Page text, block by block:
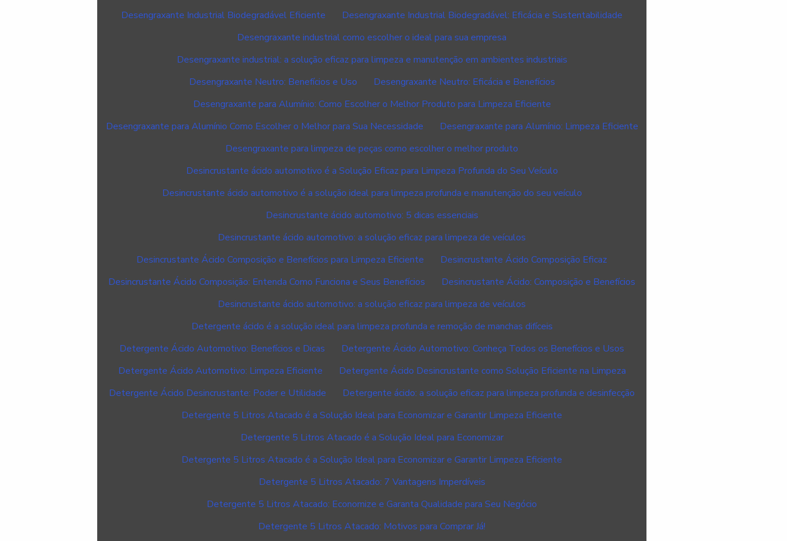
Desengraxante Industrial Biodegradável Eficiente
Desengraxante Industrial Biodegradável: Eficácia e Sustentabilidade
Desengraxante industrial como escolher o ideal para sua empresa
Desengraxante industrial: a solução eficaz para limpeza e manutenção em ambientes industriais
Desengraxante Neutro: Benefícios e Uso
Desengraxante Neutro: Eficácia e Benefícios
Desengraxante para Alumínio: Como Escolher o Melhor Produto para Limpeza Eficiente
Desengraxante para Alumínio Como Escolher o Melhor para Sua Necessidade
Desengraxante para Alumínio: Limpeza Eficiente
Desengraxante para limpeza de peças como escolher o melhor produto
Desincrustante ácido automotivo é a Solução Eficaz para Limpeza Profunda do Seu Veículo
Desincrustante ácido automotivo é a solução ideal para limpeza profunda e manutenção do seu veículo
Desincrustante ácido automotivo: 5 dicas essenciais
Desincrustante ácido automotivo: a solução eficaz para limpeza de veículos
Desincrustante Ácido Composição e Benefícios para Limpeza Eficiente
Desincrustante Ácido Composição Eficaz
Desincrustante Ácido Composição: Entenda Como Funciona e Seus Benefícios
Desincrustante Ácido: Composição e Benefícios
Desincrustante ácido automotivo: a solução eficaz para limpeza de veículos
Detergente ácido é a solução ideal para limpeza profunda e remoção de manchas difíceis
Detergente Ácido Automotivo: Benefícios e Dicas
Detergente Ácido Automotivo: Conheça Todos os Benefícios e Usos
Detergente Ácido Automotivo: Limpeza Eficiente
Detergente Ácido Desincrustante como Solução Eficiente na Limpeza
Detergente Ácido Desincrustante: Poder e Utilidade
Detergente ácido: a solução eficaz para limpeza profunda e desinfecção
Detergente 5 Litros Atacado é a Solução Ideal para Economizar e Garantir Limpeza Eficiente
Detergente 5 Litros Atacado é a Solução Ideal para Economizar
Detergente 5 Litros Atacado é a Solução Ideal para Economizar e Garantir Limpeza Eficiente
Detergente 5 Litros Atacado: 7 Vantagens Imperdíveis
Detergente 5 Litros Atacado: Economize e Garanta Qualidade para Seu Negócio
Detergente 5 Litros Atacado: Motivos para Comprar Já!